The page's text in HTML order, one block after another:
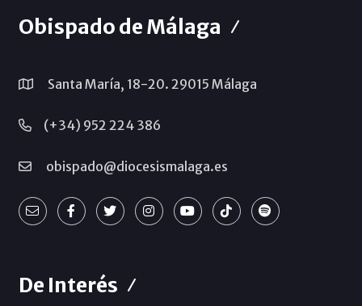
Obispado de Málaga
Santa María, 18-20. 29015 Málaga
(+34) 952 224 386
obispado@diocesismalaga.es
De Interés